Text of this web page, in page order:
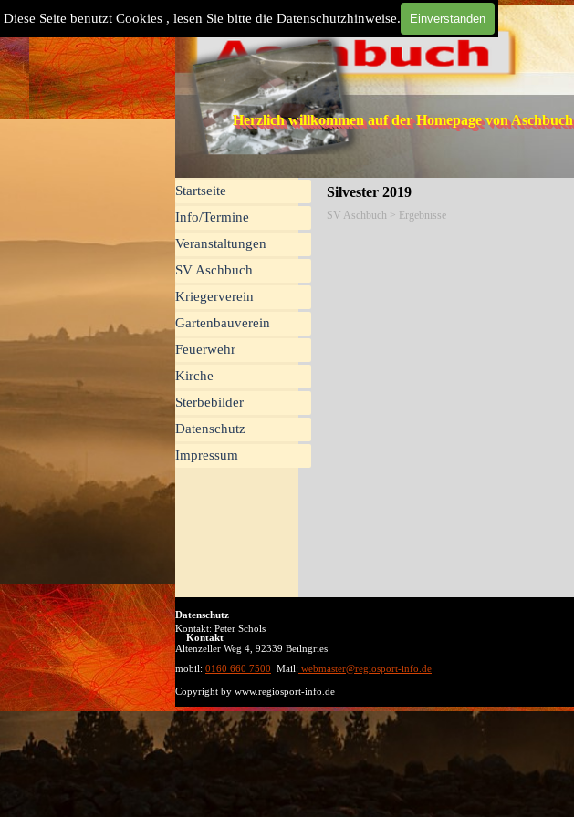
Diese Seite benutzt Cookies , lesen Sie bitte die Datenschutzhinweise. Einverstanden
Herzlich willkommen auf der Homepage von Aschbuch
Menü überspringen
Startseite
Info/Termine
Veranstaltungen
SV Aschbuch
Kriegerverein
Gartenbauverein
Feuerwehr
Kirche
Sterbebilder
Datenschutz
Impressum
Silvester 2019
SV Aschbuch > Ergebnisse
Datenschutz
Kontakt: Peter Schöls
Altenzeller Weg 4, 92339 Beilngries
mobil: 0160 660 7500 Mail: webmaster@regiosport-info.de
Kontakt
Copyright by www.regiosport-info.de
Zurück zum Seiteninhalt